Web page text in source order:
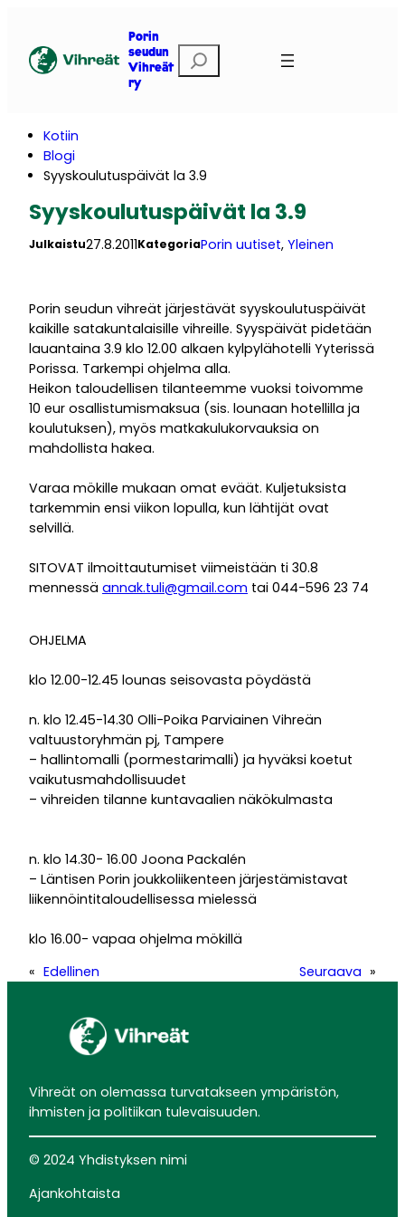
Porin
seudun
Vihreät
ry
t
Kotiin
Blogi
Syyskoulutuspäivät la 3.9
Syyskoulutuspäivät la 3.9
Julkaistu27.8.2011KategoriaPorin uutiset, Yleinen
Porin seudun vihreät järjestävät syyskoulutuspäivät
kaikille satakuntalaisille vihreille. Syyspäivät pidetään
lauantaina 3.9 klo 12.00 alkaen kylpylähotelli Yyterissä
Porissa. Tarkempi ohjelma alla.
Heikon taloudellisen tilanteemme vuoksi toivomme
10 eur osallistumismaksua (sis. lounaan hotellilla ja
koulutuksen), myös matkakulukorvauksia on
mahdollista hakea.
Varaa mökille mukaan omat eväät. Kuljetuksista
tarkemmin ensi viikon lopulla, kun lähtijät ovat
selvillä.
SITOVAT ilmoittautumiset viimeistään ti 30.8
mennessä annak.tuli@gmail.com tai 044-596 23 74
OHJELMA
klo 12.00-12.45 lounas seisovasta pöydästä
n. klo 12.45-14.30 Olli-Poika Parviainen Vihreän
valtuustoryhmän pj, Tampere
– hallintomalli (pormestarimalli) ja hyväksi koetut
vaikutusmahdollisuudet
– vihreiden tilanne kuntavaalien näkökulmasta
n. klo 14.30- 16.00 Joona Packalén
– Läntisen Porin joukkoliikenteen järjestämistavat
liikennöintitaloudellisessa mielessä
klo 16.00- vapaa ohjelma mökillä
« Edellinen Seuraava »
Vihreät on olemassa turvatakseen ympäristön,
ihmisten ja politiikan tulevaisuuden.
© 2024 Yhdistyksen nimi
Ajankohtaista